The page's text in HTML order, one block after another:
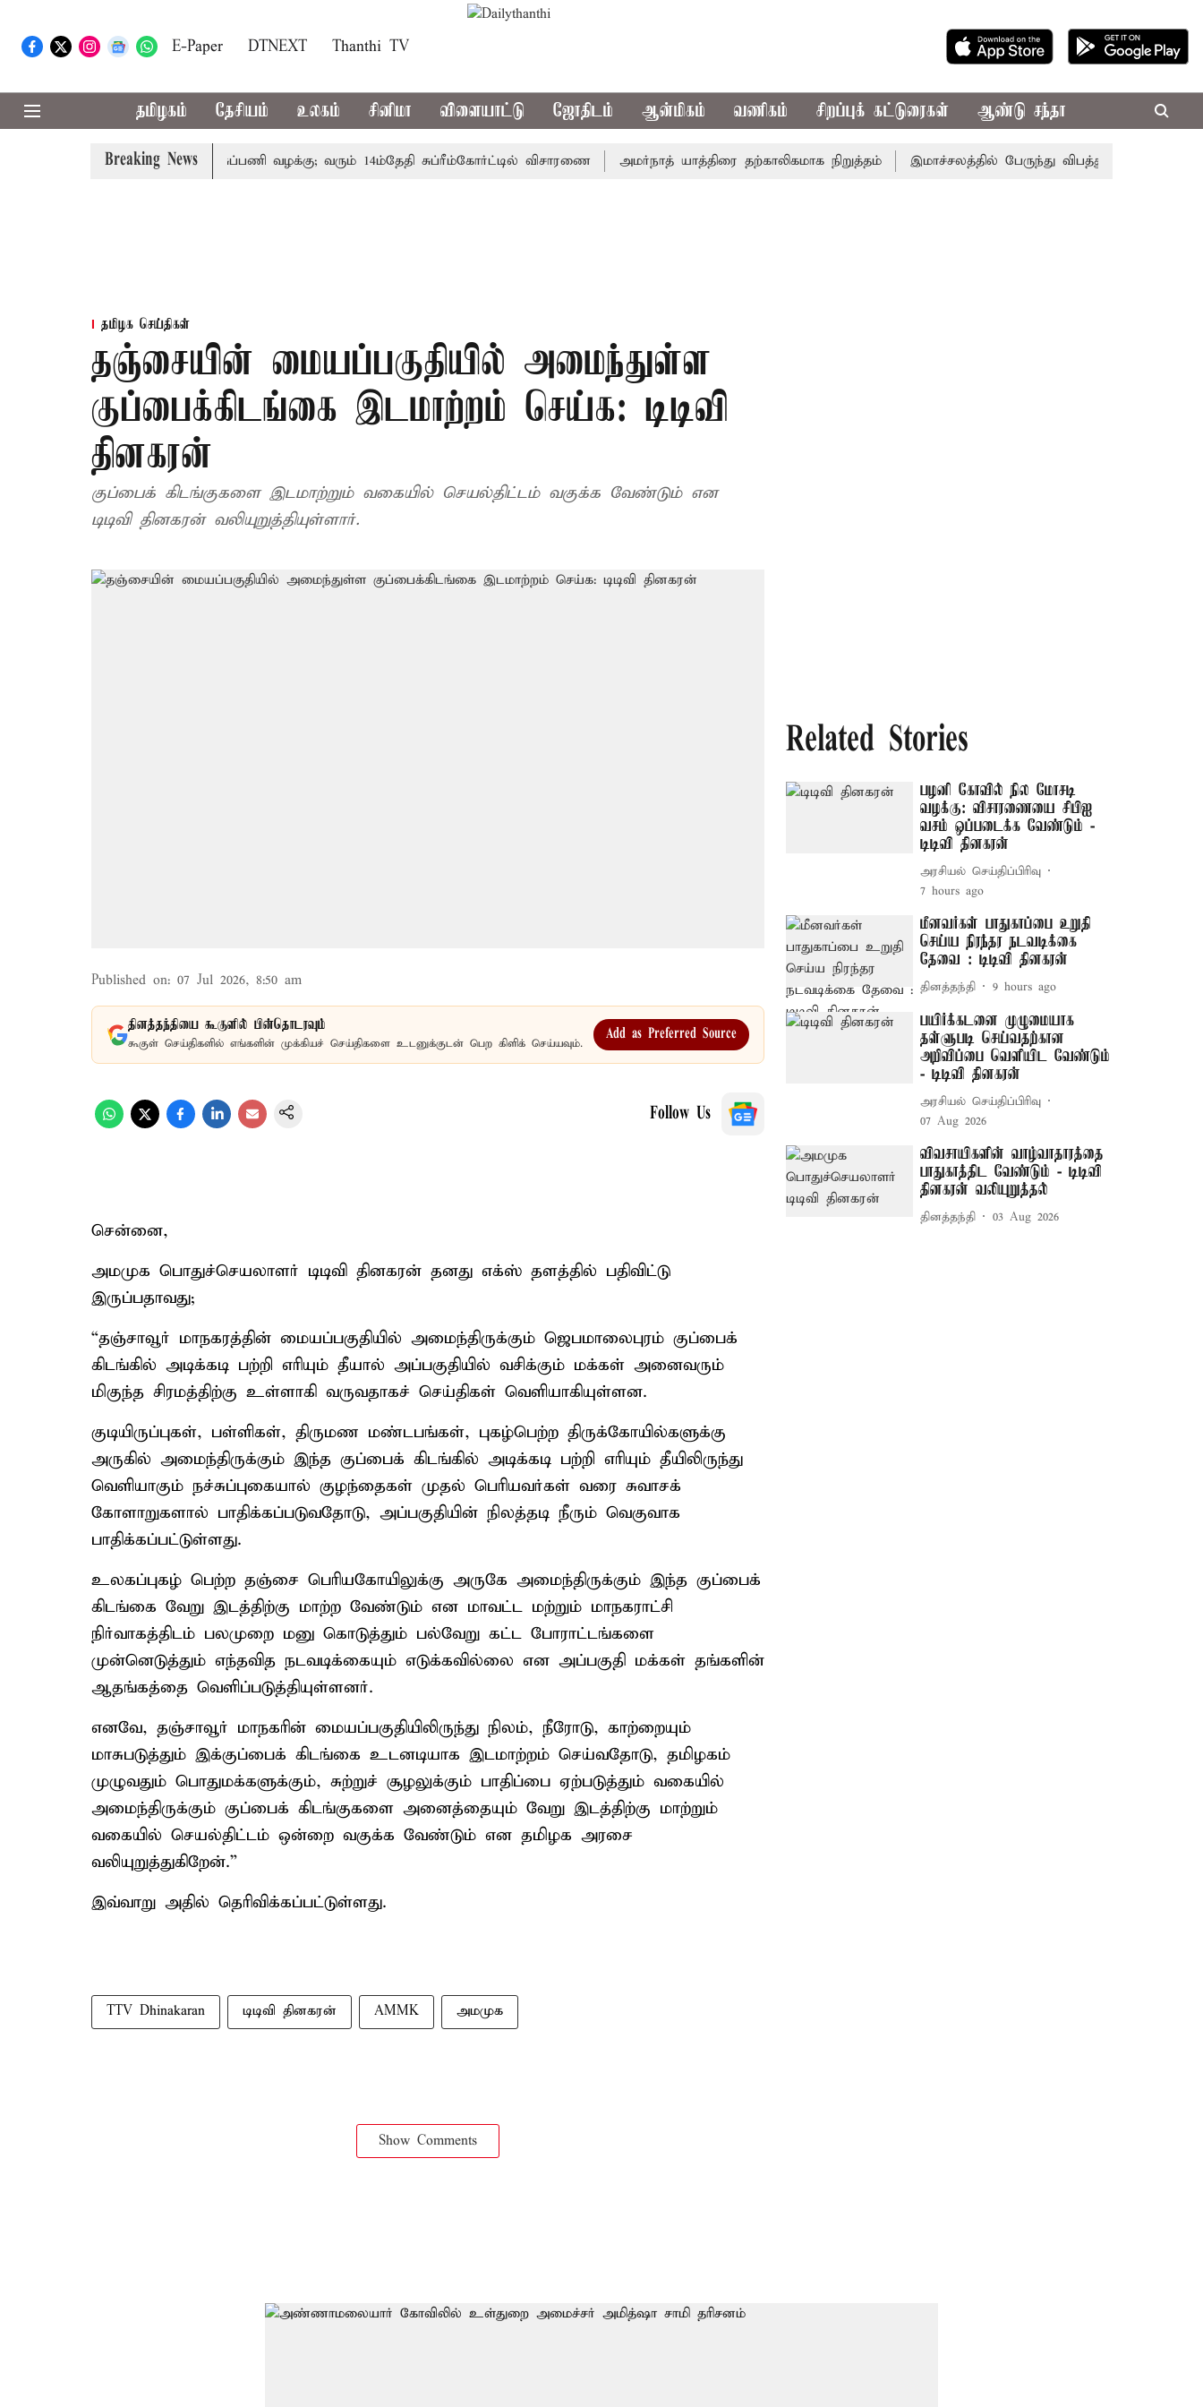
E-Paper DTNEXT Thanthi TV
தமிழகம் தேசியம் உலகம் சினிமா விளையாட்டு ஜோதிடம் ஆன்மிகம் வணிகம் சிறப்புக் கட்டுரைகள் ஆண்டு சந்தா
Breaking News
குடும்பத்தினருக்கு அரசுப்பணி வழக்கு; வரும் 14ம்தேதி சுப்ரீம்கோர்ட்டில் விசாரணை அமர்நாத் யாத்திரை தற்காலிகமாக நிறுத்தம் இமாச்சலத்தில் பேருந்து விபத்து; 7 பேர் பலி -
தமிழக செய்திகள்
தஞ்சையின் மையப்பகுதியில் அமைந்துள்ள
குப்பைக்கிடங்கை இடமாற்றம் செய்க: டிடிவி
தினகரன்
குப்பைக் கிடங்குகளை இடமாற்றும் வகையில் செயல்திட்டம் வகுக்க வேண்டும் என
டிடிவி தினகரன் வலியுறுத்தியுள்ளார்.
Published on: 07 Jul 2026, 8:50 am
தினத்தந்தியை கூகுளில் பின்தொடரவும்
கூகுள் செய்திகளில் எங்களின் முக்கியச் செய்திகளை உடனுக்குடன் பெற கிளிக் செய்யவும்.
Add as Preferred Source
Follow Us
சென்னை,
அமமுக பொதுச்செயலாளர் டிடிவி தினகரன் தனது எக்ஸ் தளத்தில் பதிவிட்டு
இருப்பதாவது;
“தஞ்சாவூர் மாநகரத்தின் மையப்பகுதியில் அமைந்திருக்கும் ஜெபமாலைபுரம் குப்பைக்
கிடங்கில் அடிக்கடி பற்றி எரியும் தீயால் அப்பகுதியில் வசிக்கும் மக்கள் அனைவரும்
மிகுந்த சிரமத்திற்கு உள்ளாகி வருவதாகச் செய்திகள் வெளியாகியுள்ளன.
குடியிருப்புகள், பள்ளிகள், திருமண மண்டபங்கள், புகழ்பெற்ற திருக்கோயில்களுக்கு
அருகில் அமைந்திருக்கும் இந்த குப்பைக் கிடங்கில் அடிக்கடி பற்றி எரியும் தீயிலிருந்து
வெளியாகும் நச்சுப்புகையால் குழந்தைகள் முதல் பெரியவர்கள் வரை சுவாசக்
கோளாறுகளால் பாதிக்கப்படுவதோடு, அப்பகுதியின் நிலத்தடி நீரும் வெகுவாக
பாதிக்கப்பட்டுள்ளது.
உலகப்புகழ் பெற்ற தஞ்சை பெரியகோயிலுக்கு அருகே அமைந்திருக்கும் இந்த குப்பைக்
கிடங்கை வேறு இடத்திற்கு மாற்ற வேண்டும் என மாவட்ட மற்றும் மாநகராட்சி
நிர்வாகத்திடம் பலமுறை மனு கொடுத்தும் பல்வேறு கட்ட போராட்டங்களை
முன்னெடுத்தும் எந்தவித நடவடிக்கையும் எடுக்கவில்லை என அப்பகுதி மக்கள் தங்களின்
ஆதங்கத்தை வெளிப்படுத்தியுள்ளனர்.
எனவே, தஞ்சாவூர் மாநகரின் மையப்பகுதியிலிருந்து நிலம், நீரோடு, காற்றையும்
மாசுபடுத்தும் இக்குப்பைக் கிடங்கை உடனடியாக இடமாற்றம் செய்வதோடு, தமிழகம்
முழுவதும் பொதுமக்களுக்கும், சுற்றுச் சூழலுக்கும் பாதிப்பை ஏற்படுத்தும் வகையில்
அமைந்திருக்கும் குப்பைக் கிடங்குகளை அனைத்தையும் வேறு இடத்திற்கு மாற்றும்
வகையில் செயல்திட்டம் ஒன்றை வகுக்க வேண்டும் என தமிழக அரசை
வலியுறுத்துகிறேன்.”
இவ்வாறு அதில் தெரிவிக்கப்பட்டுள்ளது.
TTV Dhinakaran டிடிவி தினகரன் AMMK அமமுக
Show Comments
Related Stories
பழனி கோவில் நில மோசடி
வழக்கு: விசாரணையை சிபிஐ
வசம் ஒப்படைக்க வேண்டும் -
டிடிவி தினகரன்
அரசியல் செய்திப்பிரிவு
7 hours ago
மீனவர்கள் பாதுகாப்பை உறுதி
செய்ய நிரந்தர நடவடிக்கை
தேவை : டிடிவி தினகரன்
தினத்தந்தி 9 hours ago
பயிர்க்கடனை முழுமையாக
தள்ளுபடி செய்வதற்கான
அறிவிப்பை வெளியிட வேண்டும்
- டிடிவி தினகரன்
அரசியல் செய்திப்பிரிவு
07 Aug 2026
விவசாயிகளின் வாழ்வாதாரத்தை
பாதுகாத்திட வேண்டும் - டிடிவி
தினகரன் வலியுறுத்தல்
தினத்தந்தி 03 Aug 2026